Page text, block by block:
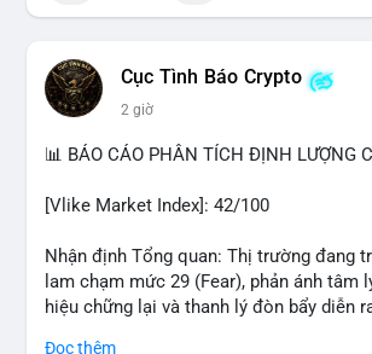
lượng không quá lớn để gây sốc thanh
Nhà đầu tư nhỏ lẻ nên theo dõi xác
tương tự trong 24 giờ tới. Nếu xu hướng
chiếm ưu thế, phù hợp với chiến lược
Cục Tình Báo Crypto
2 giờ
📊 BÁO CÁO PHÂN TÍCH ĐỊNH LƯỢNG
[Vlike Market Index]: 42/100
Nhận định Tổng quan: Thị trường đang
lam chạm mức 29 (Fear), phản ánh
hiệu chững lại và thanh lý đòn bẩy diễn
Đọc thêm